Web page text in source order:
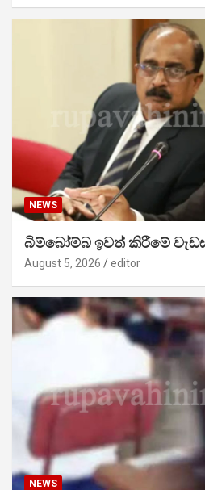
NEWS
බිම්බෝම්බ ඉවත් කිරීමේ
August 5, 2026 editor
NEWS